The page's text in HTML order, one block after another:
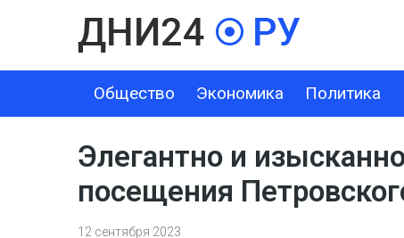
Общество Экономика Политика
ЭКОНОМИКА ПОЛИТИКА ШОУ-БИЗНЕС
Элегантно и
посещения
12 сентября 2023